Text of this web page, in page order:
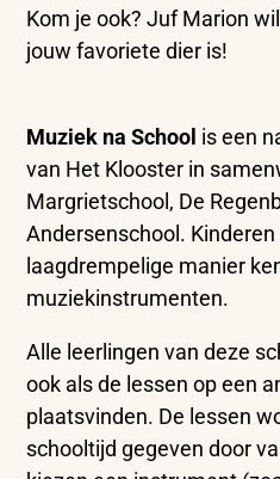
Kom je ook? Juf Marion
jouw favoriete dier is!
Muziek na School is een
van Het Klooster in
Margrietschool, De
Andersenschool.
laagdrempelige manier
muziekinstrumenten.
Alle leerlingen van deze
ook als de lessen op een
plaatsvinden. De lessen
schooltijd gegeven door